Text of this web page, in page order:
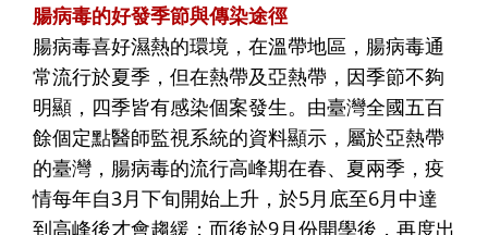
腸病毒的好發季節與傳染途徑
腸病毒喜好濕熱的環境，在溫帶地區，腸病毒通
常流行於夏季，但在熱帶及亞熱帶，因季節不夠
明顯，四季皆有感染個案發生。由臺灣全國五百
餘個定點醫師監視系統的資料顯示，屬於亞熱帶
的臺灣，腸病毒的流行高峰期在春、夏兩季，疫
情每年自3月下旬開始上升，於5月底至6月中達
到高峰後才會趨緩；而後於9月份開學後，再度出